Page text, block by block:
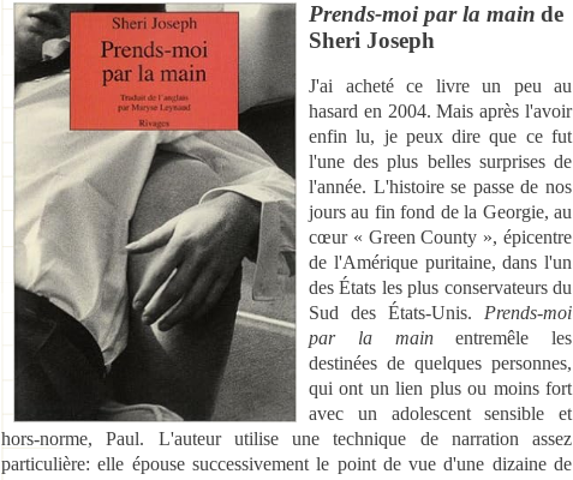
Prends-moi par la main de
Sheri Joseph
J'ai acheté ce livre un peu au
hasard en 2004. Mais après l'avoir
enfin lu, je peux dire que ce fut
l'une des plus belles surprises de
l'année. L'histoire se passe de nos
jours au fin fond de la Georgie, au
cœur « Green County », épicentre
de l'Amérique puritaine, dans l'un
des États les plus conservateurs du
Sud des États-Unis. Prends-moi
par la mainentremêle les
destinées de quelques personnes,
qui ont un lien plus ou moins fort
avec un adolescent sensible et
hors-norme, Paul. L'auteur utilise une technique de narration assez
particulière: elle épouse successivement le point de vue d'une dizaine de